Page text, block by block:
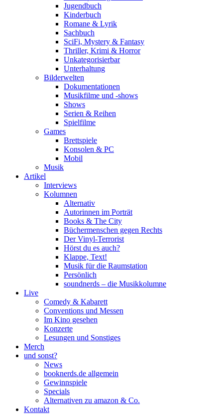
Jugendbuch
Kinderbuch
Romane & Lyrik
Sachbuch
SciFi, Mystery & Fantasy
Thriller, Krimi & Horror
Unkategorisierbar
Unterhaltung
Bilderwelten
Dokumentationen
Musikfilme und -shows
Shows
Serien & Reihen
Spielfilme
Games
Brettspiele
Konsolen & PC
Mobil
Musik
Artikel
Interviews
Kolumnen
Alternativ
Autorinnen im Porträt
Books & The City
Büchermenschen gegen Rechts
Der Vinyl-Terrorist
Hörst du es auch?
Klappe, Text!
Musik für die Raumstation
Persönlich
soundnerds – die Musikkolumne
Live
Comedy & Kabarett
Conventions und Messen
Im Kino gesehen
Konzerte
Lesungen und Sonstiges
Merch
und sonst?
News
booknerds.de allgemein
Gewinnspiele
Specials
Alternativen zu amazon & Co.
Kontakt